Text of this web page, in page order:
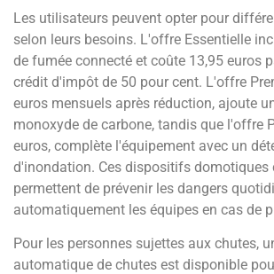
Les utilisateurs peuvent opter pour
selon leurs besoins. L'offre Essentielle
de fumée connecté et coûte 13,95 euros
crédit d'impôt de 50 pour cent. L'offre
euros mensuels après réduction, ajoute
monoxyde de carbone, tandis que l'offre
euros, complète l'équipement avec un
d'inondation. Ces dispositifs domotiques
permettent de prévenir les dangers
automatiquement les équipes en cas de
Pour les personnes sujettes aux chutes,
automatique de chutes est disponible